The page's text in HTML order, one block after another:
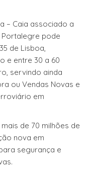
– Caia associado a
Portalegre pode
de Lisboa,
e entre 30 a 60
servindo ainda
ou Vendas Novas e
em
de 70 milhões de
nova em
segurança e